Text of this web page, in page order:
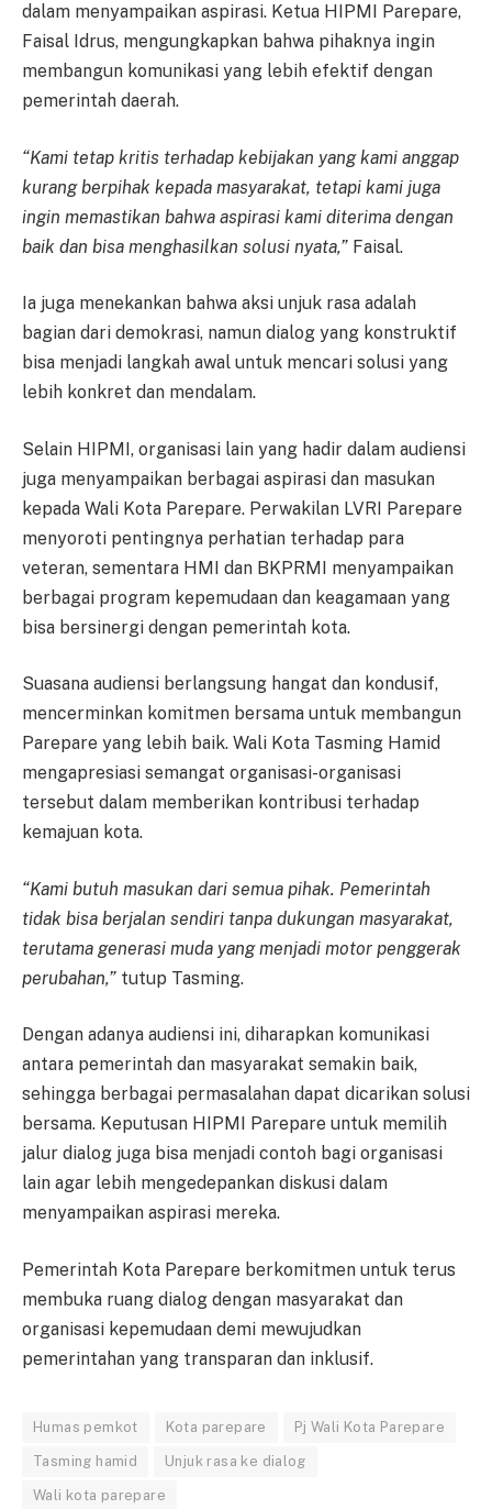
dalam menyampaikan aspirasi. Ketua HIPMI Parepare,
Faisal Idrus, mengungkapkan bahwa pihaknya ingin
membangun komunikasi yang lebih efektif dengan
pemerintah daerah.
“Kami tetap kritis terhadap kebijakan yang kami anggap
kurang berpihak kepada masyarakat, tetapi kami juga
ingin memastikan bahwa aspirasi kami diterima dengan
baik dan bisa menghasilkan solusi nyata,” Faisal.
Ia juga menekankan bahwa aksi unjuk rasa adalah
bagian dari demokrasi, namun dialog yang konstruktif
bisa menjadi langkah awal untuk mencari solusi yang
lebih konkret dan mendalam.
Selain HIPMI, organisasi lain yang hadir dalam audiensi
juga menyampaikan berbagai aspirasi dan masukan
kepada Wali Kota Parepare. Perwakilan LVRI Parepare
menyoroti pentingnya perhatian terhadap para
veteran, sementara HMI dan BKPRMI menyampaikan
berbagai program kepemudaan dan keagamaan yang
bisa bersinergi dengan pemerintah kota.
Suasana audiensi berlangsung hangat dan kondusif,
mencerminkan komitmen bersama untuk membangun
Parepare yang lebih baik. Wali Kota Tasming Hamid
mengapresiasi semangat organisasi-organisasi
tersebut dalam memberikan kontribusi terhadap
kemajuan kota.
“Kami butuh masukan dari semua pihak. Pemerintah
tidak bisa berjalan sendiri tanpa dukungan masyarakat,
terutama generasi muda yang menjadi motor penggerak
perubahan,” tutup Tasming.
Dengan adanya audiensi ini, diharapkan komunikasi
antara pemerintah dan masyarakat semakin baik,
sehingga berbagai permasalahan dapat dicarikan solusi
bersama. Keputusan HIPMI Parepare untuk memilih
jalur dialog juga bisa menjadi contoh bagi organisasi
lain agar lebih mengedepankan diskusi dalam
menyampaikan aspirasi mereka.
Pemerintah Kota Parepare berkomitmen untuk terus
membuka ruang dialog dengan masyarakat dan
organisasi kepemudaan demi mewujudkan
pemerintahan yang transparan dan inklusif.
Humas pemkot Kota parepare Pj Wali Kota Parepare
Tasming hamid Unjuk rasa ke dialog
Wali kota parepare